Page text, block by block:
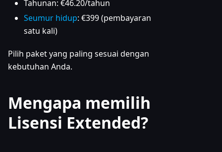
Tahunan: €46.20/tahun
Seumur hidup: €399 (pembayaran
satu kali)
Pilih paket yang paling sesuai dengan
kebutuhan Anda.
Mengapa memilih
Lisensi Extended?